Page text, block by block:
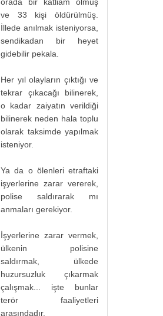
orada bir katliam olmuş
ve 33 kişi öldürülmüş.
İllede anılmak isteniyorsa,
sendikadan bir heyet
gidebilir pekala.
Her yıl olayların çıktığı ve
tekrar çıkacağı bilinerek,
o kadar zaiyatın verildiği
bilinerek neden hala toplu
olarak taksimde yapılmak
isteniyor.
Ya da o ölenleri etraftaki
işyerlerine zarar vererek,
polise saldırarak mı
anmaları gerekiyor.
İşyerlerine zarar vermek,
ülkenin polisine
saldırmak, ülkede
huzursuzluk çıkarmak
çalışmak... işte bunlar
terör faaliyetleri
arasındadır.